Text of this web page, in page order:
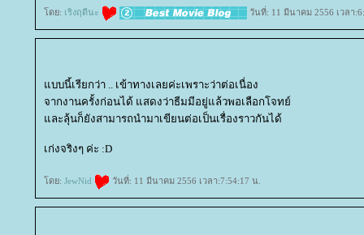
ดย: เริงฤดีนะ วันที่: 11 มีนาคม 2556 เวลา
บบนี้เรียกว่า .. เข้าทางเลยค่ะเพราะว่าต่อเนื่อง
จากงานครั้งก่อนได้ แสดงว่าธีมมีอยู่แล้วพอเลือกโจทย์
ละลุ้นก็ยังสามารถนำมาเขียนต่อเป็นเรื่องราวกันได้
เก่งจริงๆ ค่ะ :D
ดย: JewNid วันที่: 11 มีนาคม 2556 เวลา:7:54:17 น.